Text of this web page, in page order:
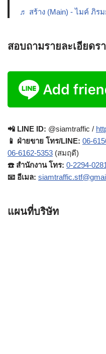
♬ สร้าง (Main) - ไมค์ ภิร
สอบถามรายละเอียดร
📲 LINE ID: @siamtraffic /
📱 ฝ่ายขาย โทร/LINE: 06-
06-6162-5353 (สมฤดี)
☎️ สำนักงาน โทร: 0-2294-
📧 อีเมล:
แผนที่บริษัท